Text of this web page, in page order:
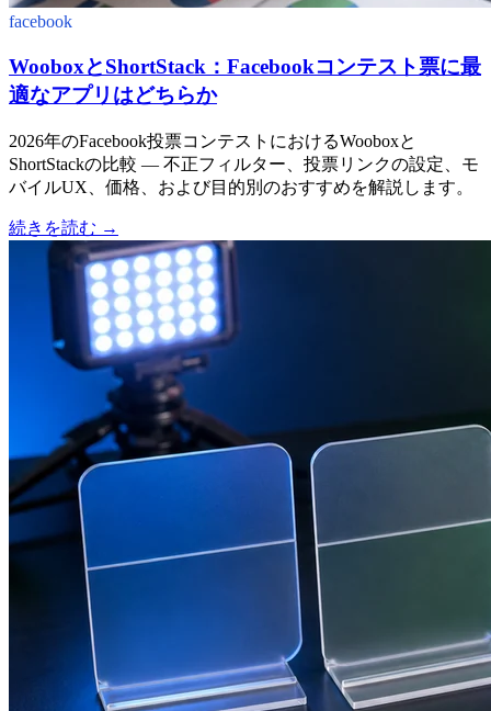
facebook
WooboxとShortStack：Facebookコンテスト票に最
適なアプリはどちらか
2026年のFacebook投票コンテストにおけるWooboxと
ShortStackの比較 — 不正フィルター、投票リンクの設定、モ
バイルUX、価格、および目的別のおすすめを解説します。
続きを読む →